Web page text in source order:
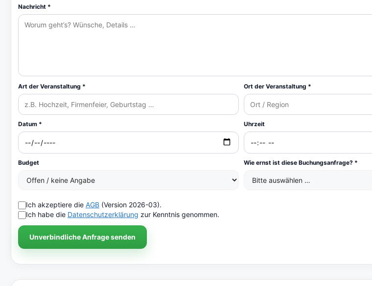
Nachricht *
Art der Veranstaltung * Ort der Veranstaltung *
Datum * Uhrzeit
Budget Wie ernst ist diese Buchungsanfrage? *
Ich akzeptiere die AGB (Version 2026-03).
Ich habe die Datenschutzerklärung zur Kenntnis genommen.
Unverbindliche Anfrage senden